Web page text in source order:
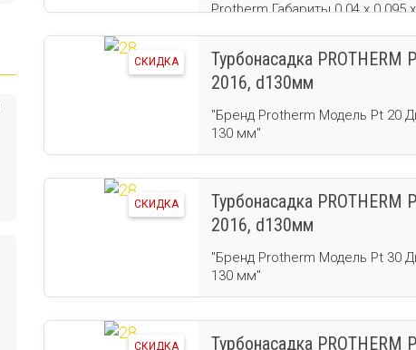
Protherm Габариты 0.04 x 0.095
СКИДКА
Турбонасадка PROTHERM
2016, d130мм
"Бренд Protherm Модель Pt 20
130 мм"
СКИДКА
Турбонасадка PROTHERM
2016, d130мм
"Бренд Protherm Модель Pt 30
130 мм"
СКИДКА
Турбонасадка PROTHERM